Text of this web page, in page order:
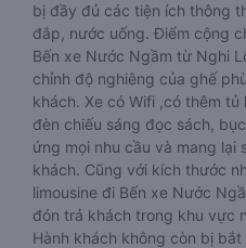
bị đầy đủ các tiện ích thông
đắp, nước uống. Điểm cộng
Bến xe Nước Ngầm từ Nghi
chỉnh độ nghiêng của ghế
khách. Xe có Wifi ,có thêm
đèn chiếu sáng đọc sách,
ứng mọi nhu cầu và mang lại
khách. Cũng với kích thước
limousine đi Bến xe Nước
đón trả khách trong khu vực
Hành khách không còn bị